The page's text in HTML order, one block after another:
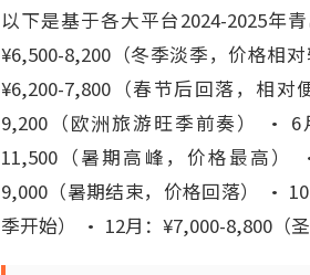
以下是基于各大平台2024-2025年
¥6,500-8,200（冬季淡季，价格相
¥6,200-7,800（春节后回落，相
9,200（欧洲旅游旺季前奏） • 6
11,500（暑期高峰，价格最高）
9,000（暑期结束，价格回落） •
季开始） • 12月：¥7,000-8,800（圣